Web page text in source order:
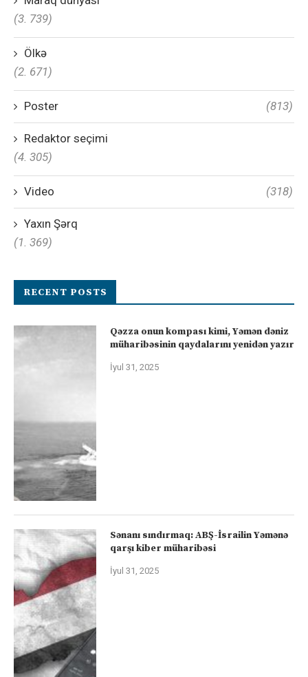
(3. 739)
Ölkə
(2. 671)
Poster (813)
Redaktor seçimi
(4. 305)
Video (318)
Yaxın Şərq
(1. 369)
RECENT POSTS
Qəzza onun kompası kimi, Yəmən dəniz
müharibəsinin qaydalarını yenidən yazır
İyul 31, 2025
Sənanı sındırmaq: ABŞ-İsrailin Yəmənə
qarşı kiber müharibəsi
İyul 31, 2025